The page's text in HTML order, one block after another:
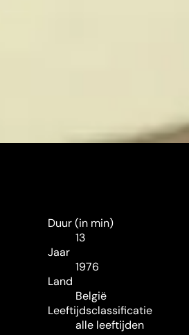
Duur (in min)
13
Jaar
1976
Land
België
Leeftijdsclassificatie
alle leeftijden